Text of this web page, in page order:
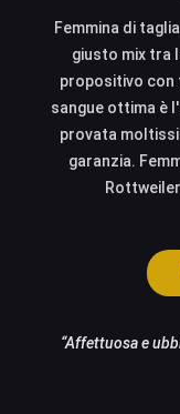
Femmina di
giusto mix tra
propositivo con
sangue ottima è
provata
garanzia.
Affettuosa e
Femmina dal